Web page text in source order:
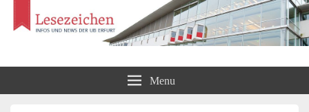
Lesezeichen Menu